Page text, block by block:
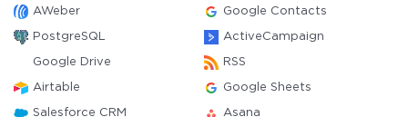
AWeber Google Contacts
PostgreSQL ActiveCampaign
Google Drive RSS
Airtable Google Sheets
Salesforce CRM Asana